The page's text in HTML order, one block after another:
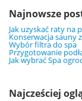
Najnowsze
Jak uzyskać raty na
Konserwacja sauny
Wybór filtra do spa
Przygotowanie
Jak wybrać Spa
Najcześciej